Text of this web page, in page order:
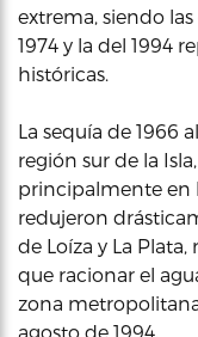
extrema, siendo las
1974 y la del 1994
históricas.
La sequía de 1966
región sur de la
principalmente en
redujeron
de Loíza y La
que racionar el
zona
agosto de 1994.